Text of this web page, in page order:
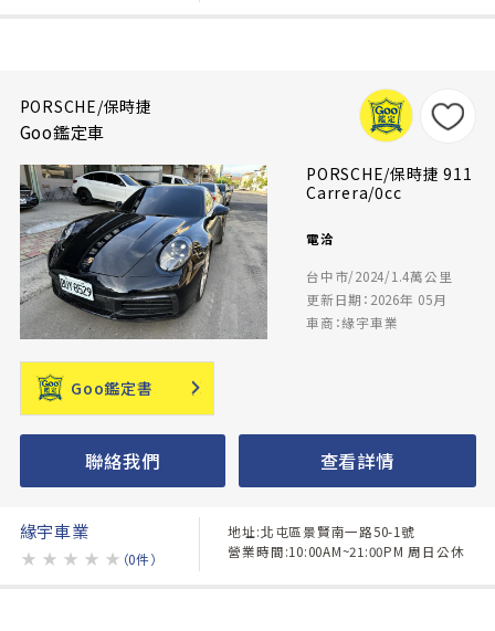
PORSCHE/保時捷
Goo鑑定車
PORSCHE/保時捷 911
Carrera/0cc
電洽
台中市/2024/1.4萬公里
更新日期：2026年 05月
車商：緣宇車業
Goo鑑定書
聯絡我們 查看詳情
緣宇車業
★ ★ ★ ★ ★ （0件）
地址:北屯區景賢南一路50-1號
營業時間:10:00AM~21:00PM 周日公休